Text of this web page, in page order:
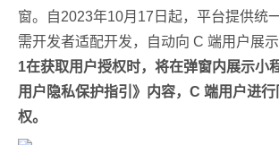
窗。自2023年10月17日起，平台提供统
需开发者适配开发，自动向 C 端用户展
1在获取用户授权时，将在弹窗内展示小
用户隐私保护指引》内容，C 端用户进行
权。